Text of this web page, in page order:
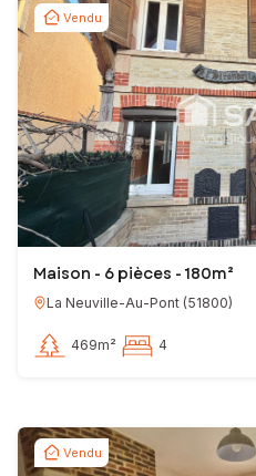
Vendu
Maison - 6 pièces - 180m²
La Neuville-Au-Pont (51800)
469m² 4
Vendu